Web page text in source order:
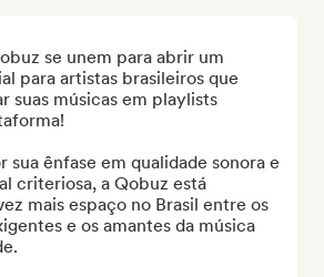
se unem para abrir um
para artistas brasileiros que
suas músicas em playlists
sua ênfase em qualidade sonora e
criteriosa, a Qobuz está
mais espaço no Brasil entre os
e os amantes da música